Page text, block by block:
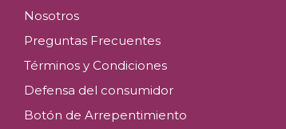
Nosotros
Preguntas Frecuentes
Términos y Condiciones
Defensa del consumidor
Botón de Arrepentimiento